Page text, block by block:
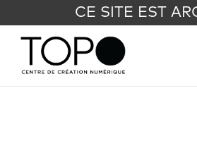
CE SITE EST